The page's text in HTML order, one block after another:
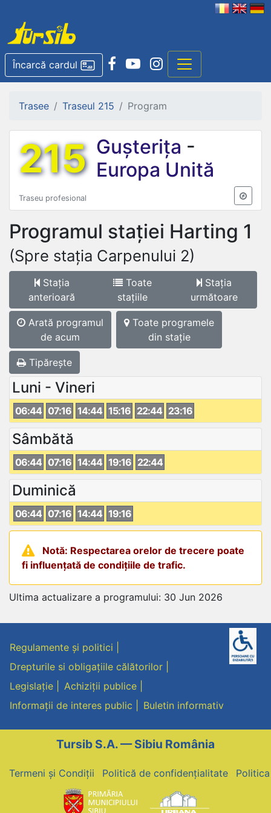
Încarcă cardul
Trasee Traseul 215 Program
215 Gușterița -
Europa Unită
Traseu profesional
Programul stației Harting 1
(Spre stația Carpenului 2)
Stația
anterioară
Toate
stațiile
Stația
următoare
Arată programul
de acum
Toate programele
din stație
Tipărește
Luni - Vineri
06:44 07:16 14:44 15:16 22:44 23:16
Sâmbătă
06:44 07:16 14:44 19:16 22:44
Duminică
06:44 07:16 14:44 19:16
Notă: Respectarea orelor de trecere poate
fi influențată de condițiile de trafic.
Ultima actualizare a programului: 30 Jun 2026
Regulamente și politici
Drepturile si obligațiile călătorilor
Legislație
Achiziții publice
Informații de interes public
Buletin informativ
Tursib S.A. — Sibiu România
Termeni și Condiții Politică de confidențialitate